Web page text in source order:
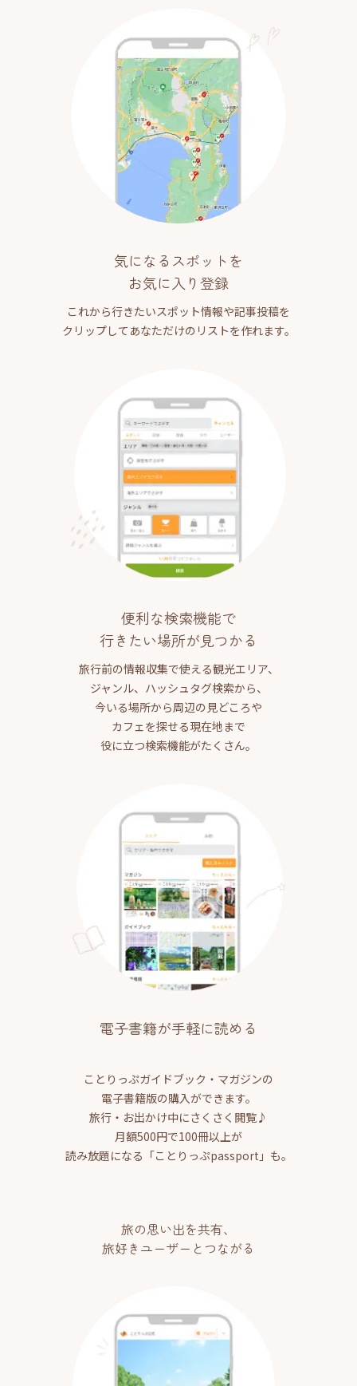
気になるスポットを
お気に入り登録
これから行きたいスポット情報や記事投稿を
クリップしてあなただけのリストを作れます。
便利な検索機能で
行きたい場所が見つかる
旅行前の情報収集で使える観光エリア、
ジャンル、ハッシュタグ検索から、
今いる場所から周辺の見どころや
カフェを探せる現在地まで
役に立つ検索機能がたくさん。
電子書籍が手軽に読める
ことりっぷガイドブック・マガジンの
電子書籍版の購入ができます。
旅行・お出かけ中にさくさく閲覧♪
月額500円で100冊以上が
読み放題になる「ことりっぷpassport」も。
旅の思い出を共有、
旅好きユーザーとつながる